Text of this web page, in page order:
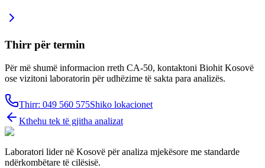
Thirr për termin
Për më shumë informacion rreth CA-50, kontaktoni Biohit Kosovë
ose vizitoni laboratorin për udhëzime të sakta para analizës.
Thirr: 049 560 575Shiko lokacionet
Kthehu tek të gjitha analizat
Laboratori lider në Kosovë për analiza mjekësore me standarde
ndërkombëtare të cilësisë.